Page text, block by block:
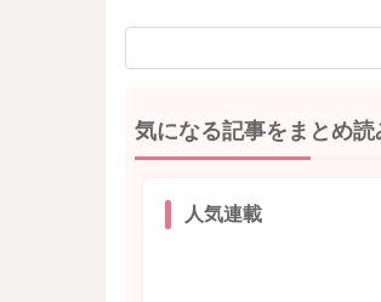
気になる記事をまとめ読
人気連載